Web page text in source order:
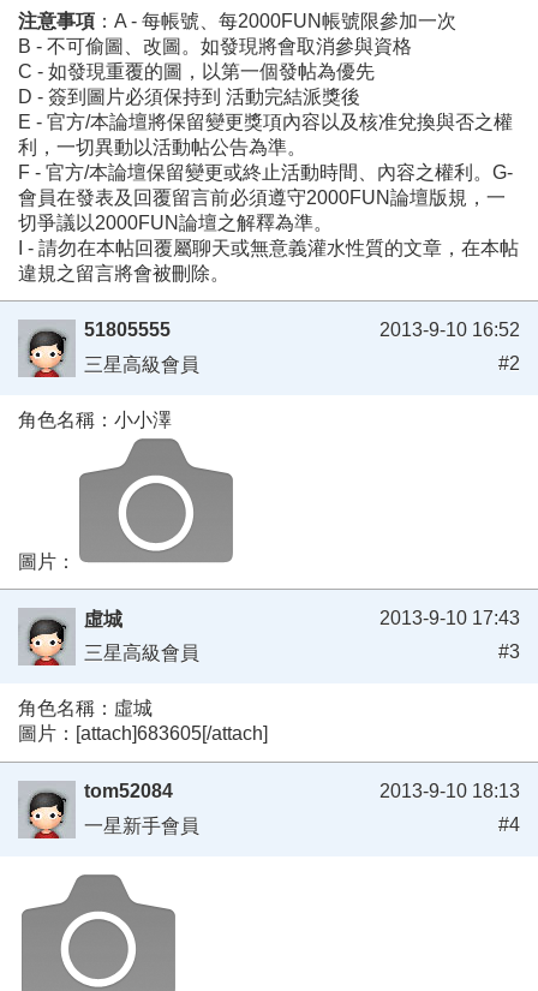
注意事項 ：A - 每帳號、每2000FUN帳號限參加一次
B - 不可偷圖、改圖。如發現將會取消參與資格
C - 如發現重覆的圖，以第一個發帖為優先
D - 簽到圖片必須保持到 活動完結派獎後
E - 官方/本論壇將保留變更獎項內容以及核准兌換與否之權
利，一切異動以活動帖公告為準。
F - 官方/本論壇保留變更或終止活動時間、內容之權利。G-
會員在發表及回覆留言前必須遵守2000FUN論壇版規，一
切爭議以2000FUN論壇之解釋為準。
I - 請勿在本帖回覆屬聊天或無意義灌水性質的文章，在本帖
違規之留言將會被刪除。
51805555
三星高級會員
2013-9-10 16:52
#2
角色名稱：小小澤
圖片：
虛城
三星高級會員
2013-9-10 17:43
#3
角色名稱：虛城
圖片：[attach]683605[/attach]
tom52084
一星新手會員
2013-9-10 18:13
#4